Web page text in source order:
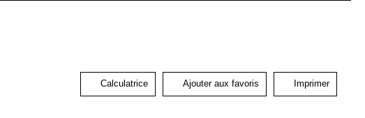
Calculatrice Ajouter aux favoris Imprimer